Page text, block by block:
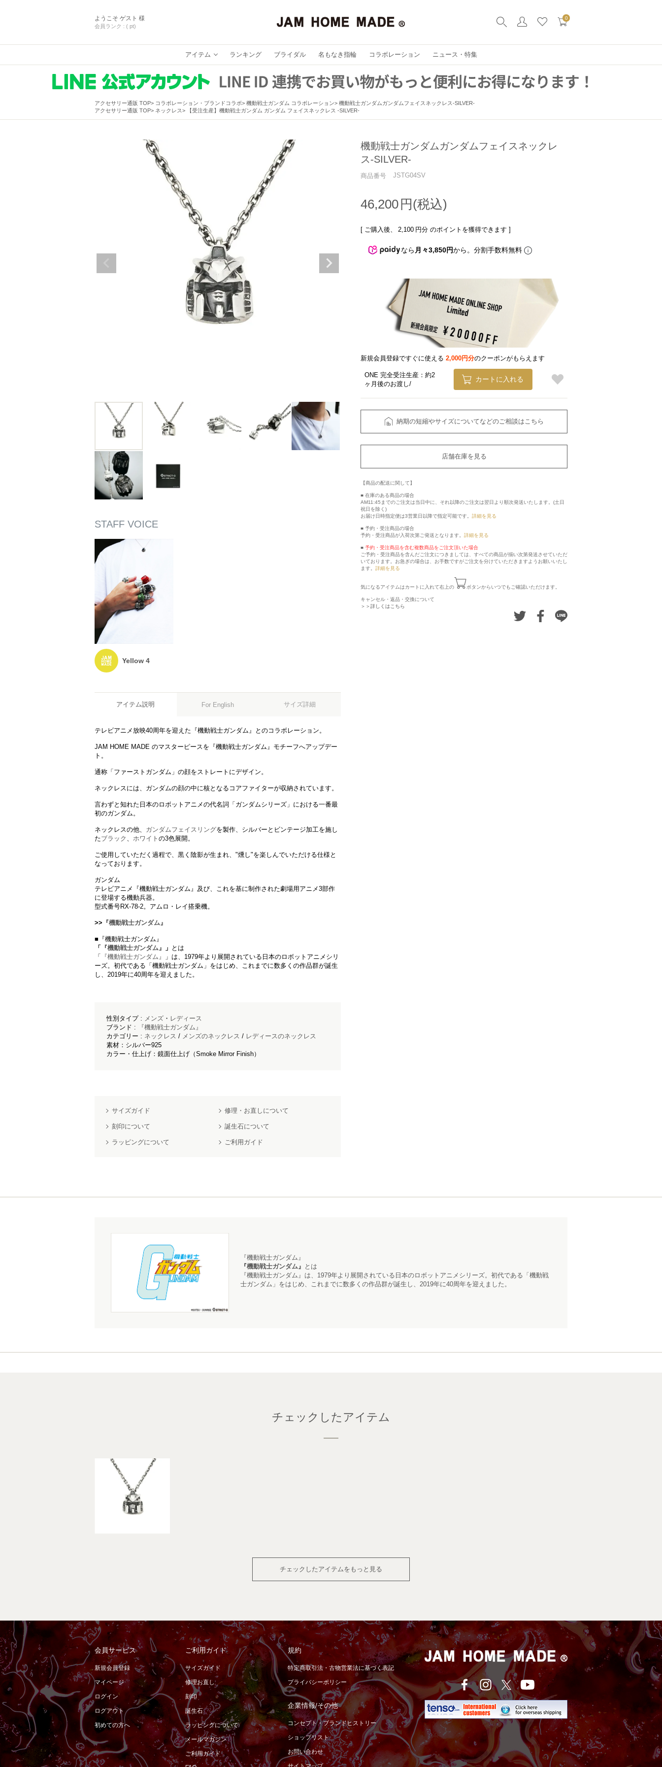
ようこそ ゲスト 様
会員ランク : ( pt)
0
アイテム ランキング ブライダル 名もなき指輪 コラボレーション ニュース・特集
アクセサリー通販 TOP コラボレーション・ブランドコラボ 機動戦士ガンダム コラボレーション
機動戦士ガンダムガンダムフェイスネックレス-SILVER-
アクセサリー通販 TOP
ネックレス 【受注生産】機動戦士ガンダム ガンダム フェイスネックレス -SILVER-
Yellow 4
アイテム説明 For English サイズ詳細
テレビアニメ放映40周年を迎えた『機動戦士ガンダム』とのコラボレーション。
JAM HOME MADE のマスターピースを『機動戦士ガンダム』モチーフへアップデー
ト。
通称「ファーストガンダム」の顔をストレートにデザイン。
ネックレスには、ガンダムの顔の中に核となるコアファイターが収納されています。
言わずと知れた日本のロボットアニメの代名詞「ガンダムシリーズ」における一番最
初のガンダム。
ネックレスの他、 ガンダムフェイスリングを製作、シルバーとビンテージ加工を施し
たブラック 、 ホワイト の3色展開。
ご使用していただく過程で、黒く陰影が生まれ、"燻し"を楽しんでいただける仕様と
なっております。
ガンダム
テレビアニメ『機動戦士ガンダム』及び、これを基に制作された劇場用アニメ3部作
に登場する機動兵器。
型式番号RX-78-2。アムロ・レイ搭乗機。
>> 『機動戦士ガンダム』
■『機動戦士ガンダム』
「
『機動戦士ガンダム』 」 とは
「
『機動戦士ガンダム』
」は、1979年より展開されている日本のロボットアニメシリ
ーズ。初代である「機動戦士ガンダム」をはじめ、これまでに数多くの作品群が誕生
し、2019年に40周年を迎えました。
性別タイプ : メンズ ・ レディース
ブランド :
『機動戦士ガンダム』
カテゴリー : ネックレス / メンズのネックレス / レディースのネックレス
素材：シルバー925
カラー・仕上げ：鏡面仕上げ（Smoke Mirror Finish）
サイズガイド 修理・お直しについて
刻印について 誕生石について
ラッピングについて ご利用ガイド
機動戦士ガンダムガンダムフェイスネックレ
ス-SILVER-
商品番号 JSTG04SV
46,200
[ ご購入後、 2,100 円分 のポイントを獲得できます ]
なら 月々3,850円から。分割手数料無料
新規会員登録ですぐに使える 2,000円分のクーポンがもらえます
ONE 完全受注生産：約2
ヶ月後のお渡し
カートに入れる
納期の短縮やサイズについてなどのご相談はこちら
店舗在庫を見る
【商品の配送に関して】
■ 在庫のある商品の場合
AM11:45までのご注文は当日中に、それ以降のご注文は翌日より順次発送いたします。(土日
祝日を除く)
お届け日時指定便は3営業日以降で指定可能です。 詳細を見る
■ 予約・受注商品の場合
予約・受注商品が入荷次第ご発送となります。 詳細を見る
■ 予約・受注商品を含む複数商品をご注文頂いた場合
ご予約・受注商品を含んだご注文につきましては、すべての商品が揃い次第発送させていただ
いております。お急ぎの場合は、お手数ですがご注文を分けていただきますようお願いいたし
ます。 詳細を見る
気になるアイテムはカートに入れて右上の ボタンからいつでもご確認いただけます。
キャンセル・返品・交換について
＞＞詳しくはこちら
『機動戦士ガンダム』
『機動戦士ガンダム』 とは
『機動戦士ガンダム』 は、1979年より展開されている日本のロボットアニメシリーズ。初代である「機動戦
士ガンダム」をはじめ、これまでに数多くの作品群が誕生し、2019年に40周年を迎えました。
チェックしたアイテム
チェックしたアイテムをもっと見る
会員サービス
新規会員登録
マイページ
ログイン
ログアウト
初めての方へ
ご利用ガイド
サイズガイド
修理お直し
刻印
誕生石
ラッピングについて
メールマガジン
ご利用ガイド
規約
特定商取引法・古物営業法に基づく表記
プライバシーポリシー
企業情報/その他
コンセプト・ブランドヒストリー
ショップリスト
お問い合わせ